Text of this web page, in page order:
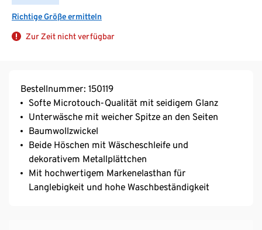
Richtige Größe ermitteln
Zur Zeit nicht verfügbar
Bestellnummer: 150119
Softe Microtouch-Qualität mit seidigem Glanz
Unterwäsche mit weicher Spitze an den Seiten
Baumwollzwickel
Beide Höschen mit Wäscheschleife und
dekorativem Metallplättchen
Mit hochwertigem Markenelasthan für
Langlebigkeit und hohe Waschbeständigkeit